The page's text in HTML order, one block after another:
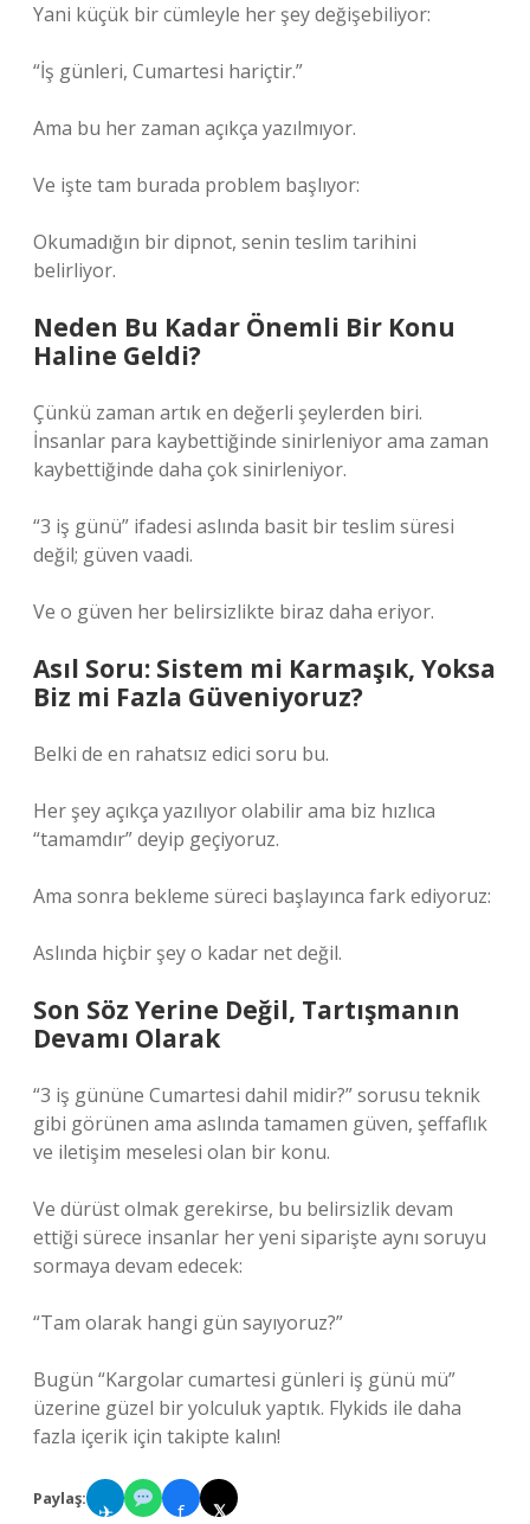
Yani küçük bir cümleyle her şey değişebiliyor:
“İş günleri, Cumartesi hariçtir.”
Ama bu her zaman açıkça yazılmıyor.
Ve işte tam burada problem başlıyor:
Okumadığın bir dipnot, senin teslim tarihini
belirliyor.
Neden Bu Kadar Önemli Bir Konu
Haline Geldi?
Çünkü zaman artık en değerli şeylerden biri.
İnsanlar para kaybettiğinde sinirleniyor ama zaman
kaybettiğinde daha çok sinirleniyor.
“3 iş günü” ifadesi aslında basit bir teslim süresi
değil; güven vaadi.
Ve o güven her belirsizlikte biraz daha eriyor.
Asıl Soru: Sistem mi Karmaşık, Yoksa
Biz mi Fazla Güveniyoruz?
Belki de en rahatsız edici soru bu.
Her şey açıkça yazılıyor olabilir ama biz hızlıca
“tamamdır” deyip geçiyoruz.
Ama sonra bekleme süreci başlayınca fark ediyoruz:
Aslında hiçbir şey o kadar net değil.
Son Söz Yerine Değil, Tartışmanın
Devamı Olarak
“3 iş gününe Cumartesi dahil midir?” sorusu teknik
gibi görünen ama aslında tamamen güven, şeffaflık
ve iletişim meselesi olan bir konu.
Ve dürüst olmak gerekirse, bu belirsizlik devam
ettiği sürece insanlar her yeni siparişte aynı soruyu
sormaya devam edecek:
“Tam olarak hangi gün sayıyoruz?”
Bugün “Kargolar cumartesi günleri iş günü mü”
üzerine güzel bir yolculuk yaptık. Flykids ile daha
fazla içerik için takipte kalın!
Paylaş:
✈ f 𝕏